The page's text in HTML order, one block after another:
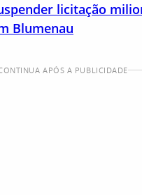
licitação
Blumenau
APÓS A PUBLICIDADE